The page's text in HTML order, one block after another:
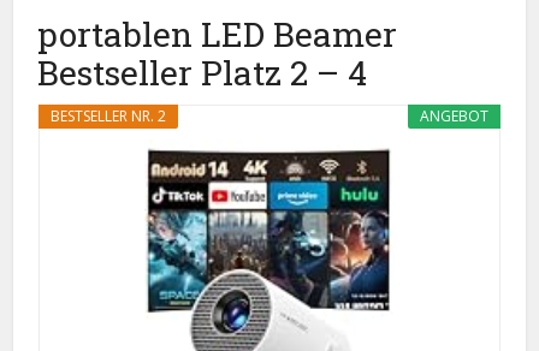
portablen LED Beamer
Bestseller Platz 2 – 4
ANGEBOT
BESTSELLER NR. 2